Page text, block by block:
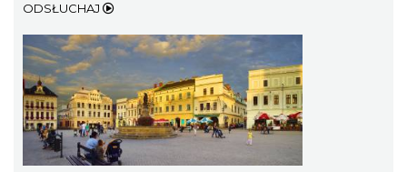
Cieszyn
2026-08-23
0.40 km
ODSŁUCHAJ